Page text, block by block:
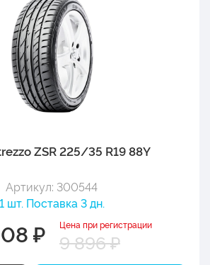
ZSR 225/35 R19 88Y
Артикул: 300544
1 шт. Поставка 3 дн.
₽ Цена при регистрации
9 896 ₽